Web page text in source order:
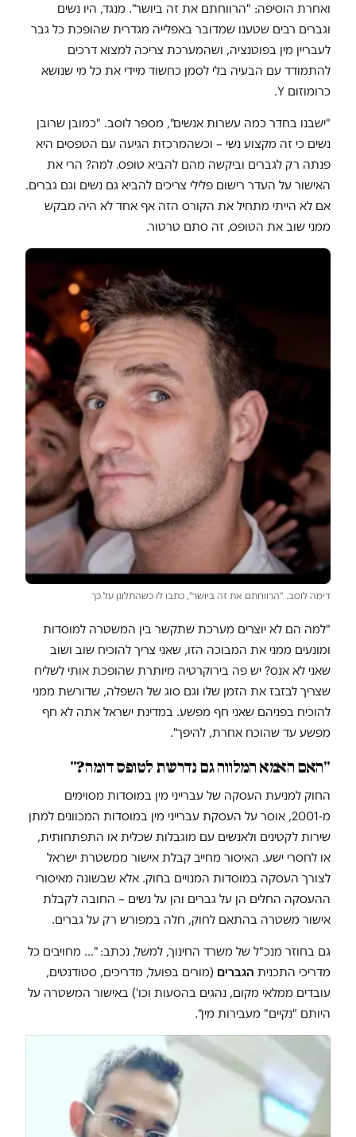
ואחרת הוסיפה: "הרווחתם את זה ביושר". מנגד, היו נשים
וגברים רבים שטענו שמדובר באפלייה מגדרית שהופכת כל גבר
לעבריין מין בפוטנציה, ושהמערכת צריכה למצוא דרכים
להתמודד עם הבעיה בלי לסמן כחשוד מיידי את כל מי שנושא
כרומוזום Y.
"ישבנו בחדר כמה עשרות אנשים", מספר לוסב. "כמובן שרובן
נשים כי זה מקצוע נשי – וכשהמרכזת הגיעה עם הטפסים היא
פנתה רק לגברים וביקשה מהם להביא טופס. למה? הרי את
האישור על העדר רישום פלילי צריכים להביא גם נשים וגם גברים.
אם לא הייתי מתחיל את הקורס הזה אף אחד לא היה מבקש
ממני שוב את הטופס, זה סתם טרטור.
דימה לוסב. "הרווחתם את זה ביושר", כתבו לו כשהתלונן על כך
"למה הם לא יוצרים מערכת שתקשר בין המשטרה למוסדות
ומונעים ממני את המבוכה הזו, שאני צריך להוכיח שוב ושוב
שאני לא אנס? יש פה בירוקרטיה מיותרת שהופכת אותי לשליח
שצריך לבזבז את הזמן שלו וגם סוג של השפלה, שדורשת ממני
להוכיח בפניהם שאני חף מפשע. במדינת ישראל אתה לא חף
מפשע עד שהוכח אחרת, להיפך".
"האם האמא המלווה גם נדרשת לטופס דומה?"
החוק למניעת העסקה של עברייני מין במוסדות מסוימים
מ-2001, אוסר על העסקת עברייני מין במוסדות המכוונים למתן
שירות לקטינים ולאנשים עם מוגבלות שכלית או התפתחותית,
או לחסרי ישע. האיסור מחייב קבלת אישור ממשטרת ישראל
לצורך העסקה במוסדות המנויים בחוק. אלא שבשונה מאיסורי
ההעסקה החלים הן על גברים והן על נשים – החובה לקבלת
אישור משטרה בהתאם לחוק, חלה במפורש רק על גברים.
גם בחוזר מנכ"ל של משרד החינוך, למשל, נכתב: "… מחויבים כל
מדריכי התכנית הגברים (מורים בפועל, מדריכים, סטודנטים,
עובדים ממלאי מקום, נהגים בהסעות וכו') באישור המשטרה על
היותם "נקיים" מעבירות מין".